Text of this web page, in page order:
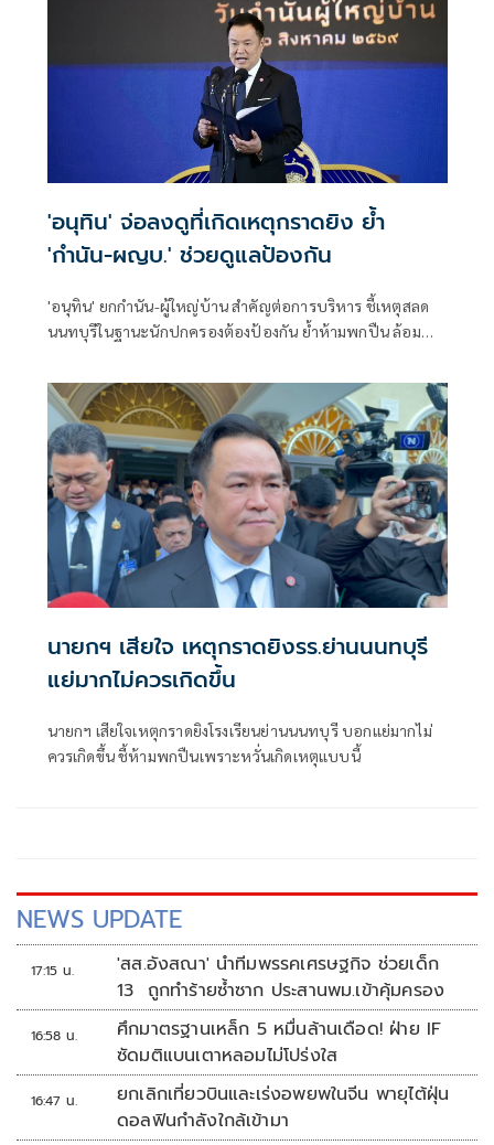
'อนุทิน' จ่อลงดูที่เกิดเหตุกราดยิง ย้ำ
'กำนัน-ผญบ.' ช่วยดูแลป้องกัน
'อนุทิน' ยกกำนัน-ผู้ใหญ่บ้าน สำคัญต่อการบริหาร ชี้เหตุสลด
นนทบุรีในฐานะนักปกครองต้องป้องกัน ย้ำห้ามพกปืน ล้อม
ที่เกิดเหตุ
นายกฯ เสียใจ เหตุกราดยิงรร.ย่านนนทบุรี
แย่มากไม่ควรเกิดขึ้น
นายกฯ เสียใจเหตุกราดยิงโรงเรียนย่านนนทบุรี บอกแย่มากไม่
ควรเกิดขึ้น ชี้ห้ามพกปืนเพราะหวั่นเกิดเหตุแบบนี้
NEWS UPDATE
17:15 น.
'สส.อังสณา' นำทีมพรรคเศรษฐกิจ ช่วยเด็ก
13 ถูกทำร้ายซ้ำซาก ประสานพม.เข้าคุ้มครอง
16:58 น.
ศึกมาตรฐานเหล็ก 5 หมื่นล้านเดือด! ฝ่าย IF
ซัดมติแบนเตาหลอมไม่โปร่งใส
16:47 น.
ยกเลิกเที่ยวบินและเร่งอพยพในจีน พายุไต้ฝุ่น
ดอลฟินกำลังใกล้เข้ามา